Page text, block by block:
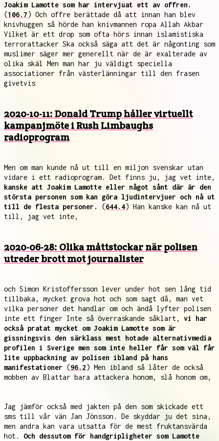
Joakim Lamotte som har intervjuat ett av offren.
(106.7) Och offre berättade då att innan han blev
knivhuggen så hörde han knivmannen ropa Allah Akbar
Vilket är ett drop som ofta hörs innan islamistiska
terrorattacker Ska också säga att det är någonting som
muslimer säger mer generellt när de är exalterade av
olika skäl Men man har ju väldigt speciella
associationer från västerlänningar till den frasen
givetvis
2020-10-11: Donald Trump håller virtuellt
kampanjmöte i Rush Limbaughs
radioprogram
Men om man kunde nå ut till en miljon svenskar utan
vidare i ett radioprogram. Det finns ju, jag vet inte,
kanske att Joakim Lamotte eller något sånt där är den
största personen som kan göra ljudintervjuer och nå ut
till de flesta personer.
(644.4) Han kanske kan nå ut
till, jag vet inte,
2020-06-28: Olika måttstockar när polisen
utreder brott mot journalister
och Simon Kristoffersson lever under hot sen lång tid
tillbaka, mycket grova hot och som sagt då, man vet
vilka personer det handlar om och ändå lyfter polisen
inte ett finger Inte så överraskande såklart, vi har
också pratat mycket om Joakim Lamotte som är
gissningsvis den särklass mest hotade alternativmedia
profilen i Sverige men som inte heller får som väl får
lite uppbackning av polisen ibland på hans
manifestationer (96.2) Men ibland så låter de också
mobben av Blattar bara attackera honom, slå honom om,
Jag jämför också med jakten på den som skickade ett
sms till vår vän Jan Jönsson. De skyddar ju det sina,
men andra kan vara utsatta för de mest fruktansvärda
hot. Och dessutom för handgripligheter som Lamotte